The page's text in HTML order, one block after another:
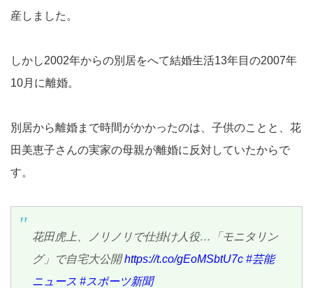
産しました。
しかし2002年からの別居をへて結婚生活13年目の2007年
10月に離婚。
別居から離婚まで時間がかかったのは、子供のことと、花
田美恵子さんの実家の母親が離婚に反対していたからで
す。
花田虎上、ノリノリで仕掛け人役…「モニタリン
グ」で自宅大公開https://t.co/gEoMSbtU7c #芸能
ニュース #スポーツ新聞